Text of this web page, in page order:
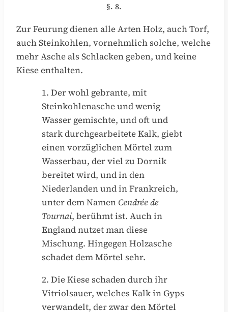
§. 8.
Zur Feurung dienen alle Arten Holz, auch Torf,
auch Steinkohlen, vornehmlich solche, welche
mehr Asche als Schlacken geben, und keine
Kiese enthalten.
1. Der wohl gebrante, mit
Steinkohlenasche und wenig
Wasser gemischte, und oft und
stark durchgearbeitete Kalk, giebt
einen vorzüglichen Mörtel zum
Wasserbau, der viel zu Dornik
bereitet wird, und in den
Niederlanden und in Frankreich,
unter dem Namen Cendrée de
Tournai, berühmt ist. Auch in
England nutzet man diese
Mischung. Hingegen Holzasche
schadet dem Mörtel sehr.
2. Die Kiese schaden durch ihr
Vitriolsauer, welches Kalk in Gyps
verwandelt, der zwar den Mörtel